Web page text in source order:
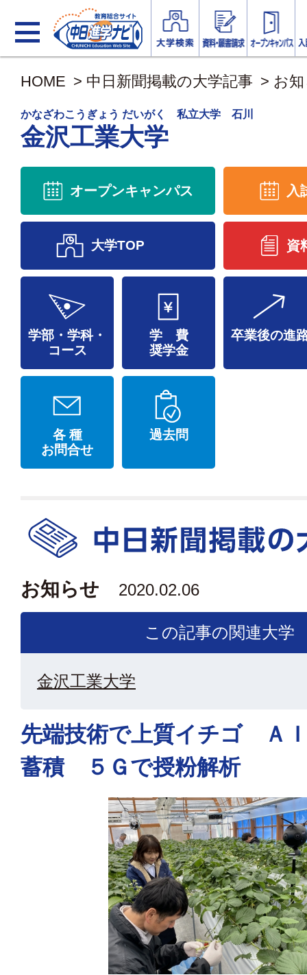
HOME > 中日新聞掲載の大学記事 > お
かなざわこうぎょう だいがく 私立大学 石川
金沢工業大学
オープンキャンパス 入
資
大学TOP
学部・学科・
コース
学 費
奨学金
卒業後の進
各 種
お問合せ
過去問
お知らせ 2020.02.06
この記事の関連大学
金沢工業大学
先端技術で上質イチゴ Ａ
蓄積 ５Ｇで授粉解析